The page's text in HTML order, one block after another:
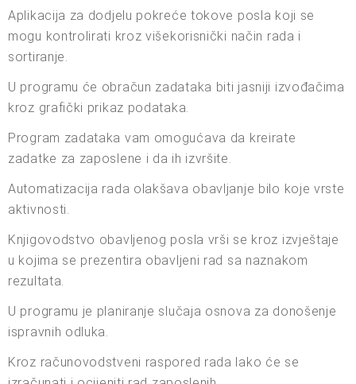
Aplikacija za dodjelu pokreće tokove posla koji se
mogu kontrolirati kroz višekorisnički način rada i
sortiranje.
U programu će obračun zadataka biti jasniji izvođačima
kroz grafički prikaz podataka.
Program zadataka vam omogućava da kreirate
zadatke za zaposlene i da ih izvršite.
Automatizacija rada olakšava obavljanje bilo koje vrste
aktivnosti.
Knjigovodstvo obavljenog posla vrši se kroz izvještaje
u kojima se prezentira obavljeni rad sa naznakom
rezultata.
U programu je planiranje slučaja osnova za donošenje
ispravnih odluka.
Kroz računovodstveni raspored rada lako će se